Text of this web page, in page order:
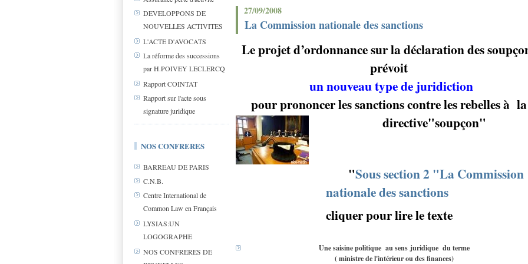
DEVELOPPONS DE
NOUVELLES ACTIVITES
L'ACTE D'AVOCATS
La réforme des successions
par H.POIVEY LECLERCQ
Rapport COINTAT
Rapport sur l'acte sous
signature juridique
NOS CONFRERES
BARREAU DE PARIS
C.N.B.
Centre International de
Common Law en Français
LYSIAS:UN
LOGOGRAPHE
NOS CONFRERES DE
27/09/2008
La Commission nationale des sanctions
Le projet d’ordonnance sur la déclaration des
prévoit
un nouveau type de juridiction
pour prononcer les sanctions contre les rebelles à la
directive"soupçon"
"Sous section 2 "La Commission
nationale des sanctions
cliquer pour lire le texte
Une saisine politique au sens juridique du terme
( ministre de l'intérieur ou des finances)